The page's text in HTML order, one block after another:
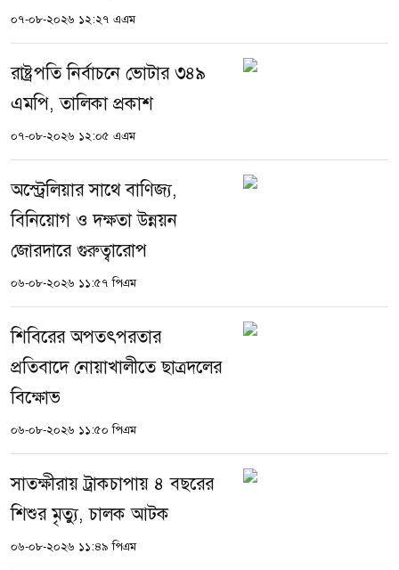
০৭-০৮-২০২৬ ১২:২৭ এএম
রাষ্ট্রপতি নির্বাচনে ভোটার ৩৪৯
এমপি, তালিকা প্রকাশ
০৭-০৮-২০২৬ ১২:০৫ এএম
অস্ট্রেলিয়ার সাথে বাণিজ্য,
বিনিয়োগ ও দক্ষতা উন্নয়ন
জোরদারে গুরুত্বারোপ
০৬-০৮-২০২৬ ১১:৫৭ পিএম
শিবিরের অপতৎপরতার
প্রতিবাদে নোয়াখালীতে ছাত্রদলের
বিক্ষোভ
০৬-০৮-২০২৬ ১১:৫০ পিএম
সাতক্ষীরায় ট্রাকচাপায় ৪ বছরের
শিশুর মৃত্যু, চালক আটক
০৬-০৮-২০২৬ ১১:৪৯ পিএম